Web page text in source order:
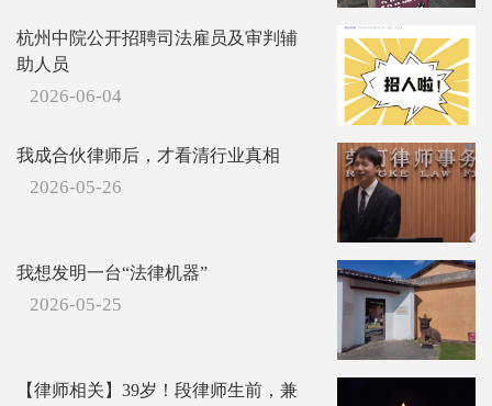
杭州中院公开招聘司法雇员及审判辅
助人员
2026-06-04
我成合伙律师后，才看清行业真相
2026-05-26
我想发明一台“法律机器”
2026-05-25
【律师相关】39岁！段律师生前，兼